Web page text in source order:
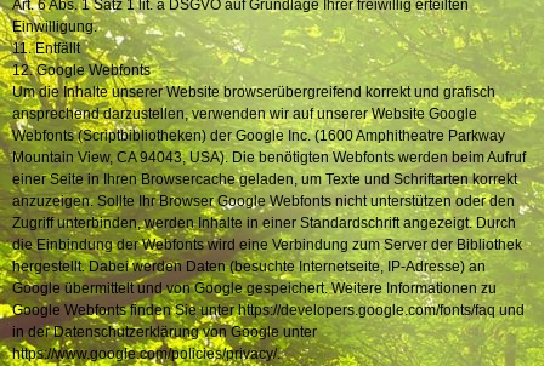
Art. 6 Abs. 1 Satz 1 lit. a DSGVO auf Grundlage Ihrer freiwillig erteilten
Einwilligung.
11. Entfällt
12. Google Webfonts
Um die Inhalte unserer Website browserübergreifend korrekt und grafisch
ansprechend darzustellen, verwenden wir auf unserer Website Google
Webfonts (Scriptbibliotheken) der Google Inc. (1600 Amphitheatre Parkway
Mountain View, CA 94043, USA). Die benötigten Webfonts werden beim Aufruf
einer Seite in Ihren Browsercache geladen, um Texte und Schriftarten korrekt
anzuzeigen. Sollte Ihr Browser Google Webfonts nicht unterstützen oder den
Zugriff unterbinden, werden Inhalte in einer Standardschrift angezeigt. Durch
die Einbindung der Webfonts wird eine Verbindung zum Server der Bibliothek
hergestellt. Dabei werden Daten (besuchte Internetseite, IP-Adresse) an
Google übermittelt und von Google gespeichert. Weitere Informationen zu
Google Webfonts finden Sie unter https://developers.google.com/fonts/faq und
in der Datenschutzerklärung von Google unter
https://www.google.com/policies/privacy/.